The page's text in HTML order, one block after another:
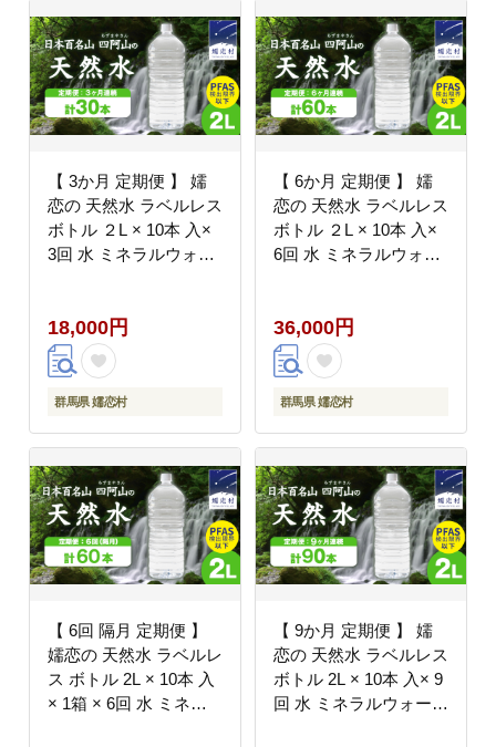
【 3か月 定期便 】 嬬
恋の 天然水 ラベルレス
ボトル ２L × 10本 入×
3回 水 ミネラルウォー
定期 備蓄 ローリングス
トック 備蓄用 ペットボ
トル 防災 工場直送 箱
買い まとめ買い 国産
[BA002tu]
18,000円
群馬県 嬬恋村
【 6か月 定期便 】 嬬
恋の 天然水 ラベルレス
ボトル ２L × 10本 入×
6回 水 ミネラルウォー
定期 備蓄 ローリングス
トック 備蓄用 ペットボ
トル 防災 工場直送 箱
買い まとめ買い 国産
[BA003tu]
36,000円
群馬県 嬬恋村
【 6回 隔月 定期便 】
嬬恋の 天然水 ラベルレ
ス ボトル 2L × 10本 入
× 1箱 × 6回 水 ミネラ
【 9か月 定期便 】 嬬
恋の 天然水 ラベルレス
ボトル 2L × 10本 入× 9
回 水 ミネラルウォータ